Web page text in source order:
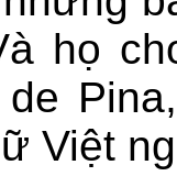
họ
de
Việt